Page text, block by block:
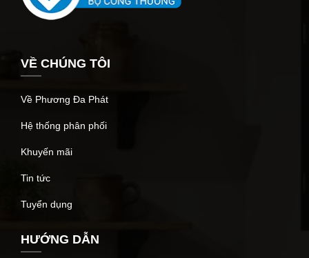
VỀ CHÚNG TÔI
Về Phương Đa Phát
Hệ thống phân phối
Khuyến mãi
Tin tức
Tuyển dụng
HƯỚNG DẪN